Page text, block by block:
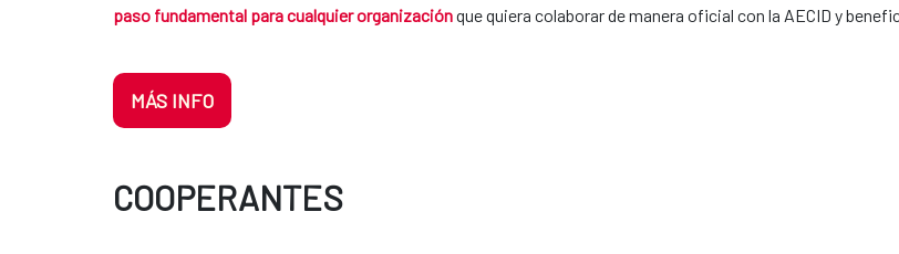
paso fundamental para cualquier organizaciónque quiera colaborar de manera oficial con la AECID y
MÁS INFO
COOPERANTES